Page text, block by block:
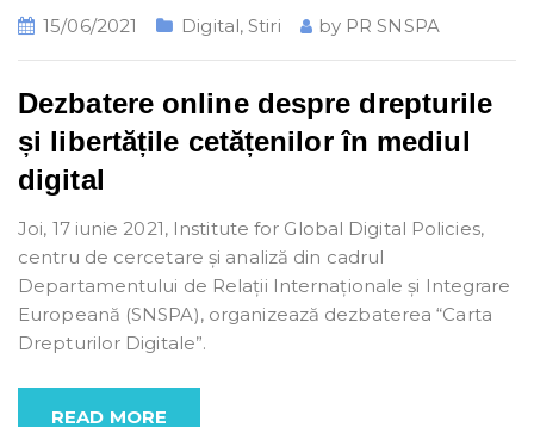
15/06/2021 Digital,Stiri by PR SNSPA
Dezbatere online despre drepturile
și libertățile cetățenilor în mediul
digital
Joi, 17 iunie 2021, Institute for Global Digital Policies,
centru de cercetare și analiză din cadrul
Departamentului de Relații Internaționale și Integrare
Europeană (SNSPA), organizează dezbaterea “Carta
Drepturilor Digitale”.
READ MORE